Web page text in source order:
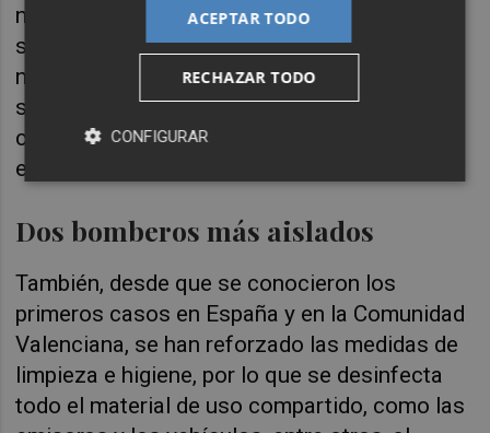
nunca entran en contacto con los del
siguiente, es decir, hasta que el primer grupo
no abandona las instalaciones, no entra el
siguiente. Con este sistema, se evita el
contacto entre ambos turnos para minimizar
el riesgo de un posible contagio.
Dos bomberos más aislados
También, desde que se conocieron los
primeros casos en España y en la Comunidad
Valenciana, se han reforzado las medidas de
limpieza e higiene, por lo que se desinfecta
todo el material de uso compartido, como las
ACEPTAR TODO
RECHAZAR TODO
CONFIGURAR